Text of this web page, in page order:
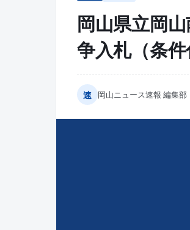
岡山県立岡
争入札（条
速 岡山ニュース速報 編集部